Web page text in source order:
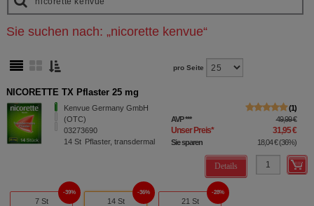
Sie suchen nach: „nicorette kenvue“
pro Seite
NICORETTE TX Pflaster 25 mg
Kenvue Germany GmbH
(OTC)
03273690
14 St Pflaster, transdermal
1
AVP*** 49,99 €
Unser Preis* 31,95 €
Sie sparen 18,04 €(36%)
Details
7 St
39%
14 St
36%
21 St
28%